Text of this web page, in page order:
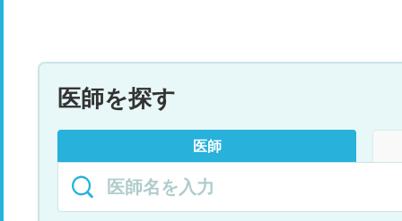
医師を探す
医師